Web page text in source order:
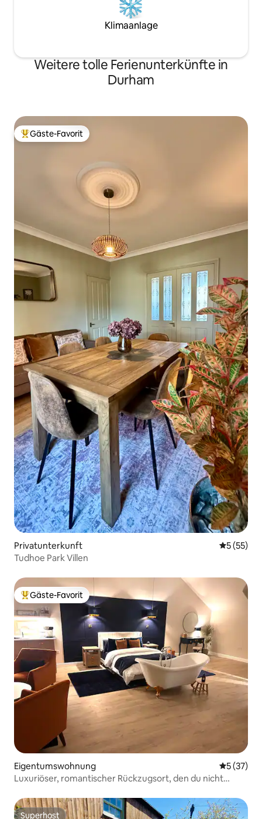
Klimaanlage
Weitere tolle Ferienunterkünfte in
Durham
Beliebter Gäste-Favorit.
Gäste-Favorit
Privatunterkunft
5 (55)
Tudhoe Park Villen
Beliebter Gäste-Favorit.
Gäste-Favorit
Eigentumswohnung
5 (37)
Luxuriöser, romantischer Rückzugsort, den du nicht
Superhost